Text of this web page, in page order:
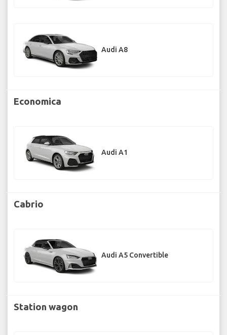
Audi A8
Economica
Audi A1
Cabrio
Audi A5 Convertible
Station wagon